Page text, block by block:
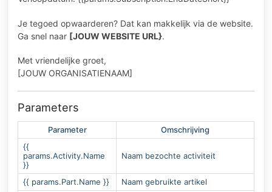
Je tegoed opwaarderen? Dat kan makkelijk via de website.
Ga snel naar [JOUW WEBSITE URL}.
Met vriendelijke groet,
[JOUW ORGANISATIENAAM]
Parameters
Parameter
Omschrijving
{{
params.Activity.Name
}}
Naam bezochte activiteit
{{ params.Part.Name }}
Naam gebruikte artikel